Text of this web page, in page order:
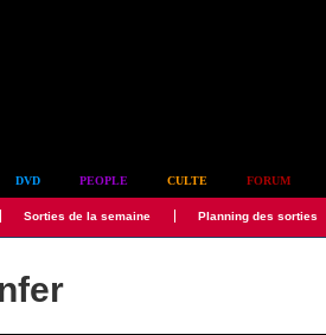
DVD PEOPLE CULTE FORUM
Sorties de la semaine Planning des sorties